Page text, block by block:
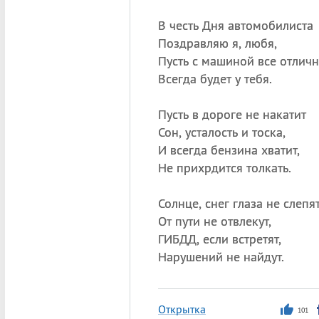
В честь Дня автомобилиста
Поздравляю я, любя,
Пусть с машиной все
Всегда будет у тебя.
Пусть в дороге не накатит
Сон, усталость и тоска,
И всегда бензина хватит,
Не прихрдится толкать.
Солнце, снег глаза не
От пути не отвлекут,
ГИБДД, если встретят,
Нарушений не найдут.
Открытка 101